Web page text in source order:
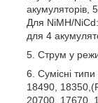
акумуляторів,
Для NiMH/
для 4
Струм у
Сумісні
18490,
20700, 17670,